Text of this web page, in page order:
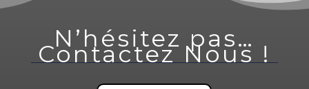
N’hésitez pas…
Contactez Nous !